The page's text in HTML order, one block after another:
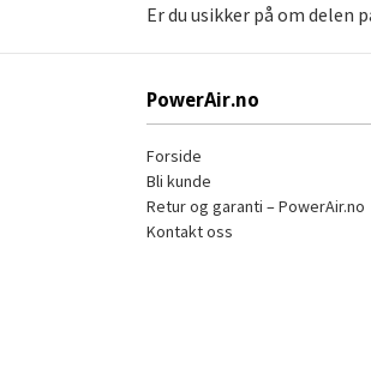
Er du usikker på om delen
PowerAir.no
Forside
Bli kunde
Retur og garanti – PowerAir.no
Kontakt oss